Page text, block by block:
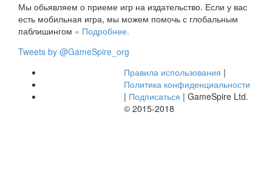
Мы обьявляем о приеме игр на издательство. Если у вас
есть мобильная игра, мы можем помочь с глобальным
паблишингом » Подробнее.
Tweets by @GameSpire_org
Правила использования |
Политика конфиденциальности
| Подписаться | GameSpire Ltd.
© 2015-2018